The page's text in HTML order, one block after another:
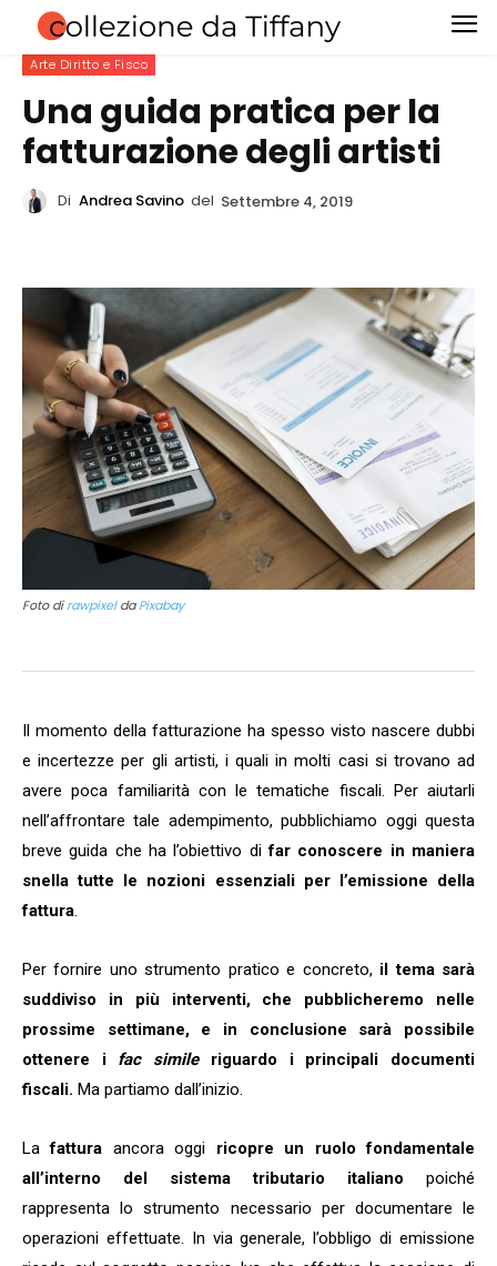
Arte Diritto e Fisco
Una guida pratica per la
fatturazione degli artisti
Di Andrea Savino del Settembre 4, 2019
Foto dirawpixeldaPixabay
Il momento della fatturazione ha spesso visto nascere dubbi
e incertezze per gli artisti, i quali in molti casi si trovano ad
avere poca familiarità con le tematiche fiscali. Per aiutarli
nell’affrontare tale adempimento, pubblichiamo oggi questa
breve guida che ha l’obiettivo difar conoscere in maniera
snella tutte le nozioni essenziali per l’emissione della
fattura
Per fornire uno strumento pratico e concreto,il tema sarà
suddiviso in più interventi, che pubblicheremo nelle
prossime settimane, e in conclusione sarà possibile
ottenere i fac simile riguardo i principali documenti
fiscali. Ma partiamo dall’inizio.
Lafattura ancora oggi ricopre un ruolo fondamentale
all’interno del sistema tributario italiano poiché
rappresenta lo strumento necessario per documentare le
operazioni effettuate. In via generale, l’obbligo di emissione